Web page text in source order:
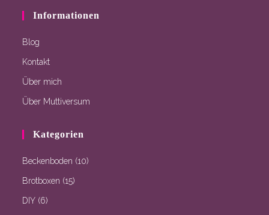
Informationen
Blog
Kontakt
Über mich
Über Muttiversum
Kategorien
Beckenboden (10)
Brotboxen (15)
DIY (6)